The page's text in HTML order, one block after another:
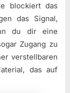
blockiert das
das Signal,
du dir eine
Zugang zu
verstellbaren
das auf